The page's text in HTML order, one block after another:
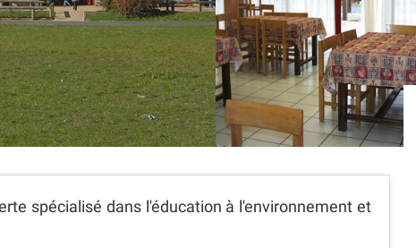
spécialisé dans l'éducation à l'environnement et